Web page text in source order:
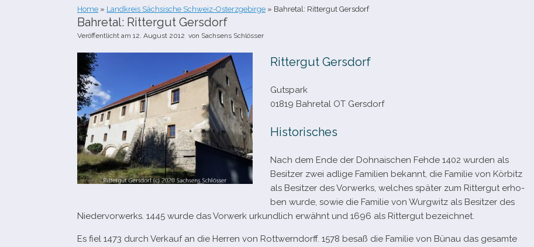
Home » Landkreis Sächsische Schweiz-Osterzgebirge » Bahretal: Rittergut Gersdorf
Bahretal: Rittergut Gersdorf
Veröffentlicht am 12. August 2012 von Sachsens Schlösser
Rittergut Gersdorf
Gutspark
01819 Bahretal OT Gersdorf
Historisches
Nach dem Ende der Dohnaischen Fehde 1402 wur­den als
Besitzer zwei adlige Familien bekannt, die Familie von Körbitz
als Besitzer des Vorwerks, wel­ches spä­ter zum Rittergut erho­
ben wurde, sowie die Familie von Wurgwitz als Besitzer des
Niedervorwerks. 1445 wurde das Vorwerk urkund­lich erwähnt und 1696 als Rittergut bezeichnet.
Es fiel 1473 durch Verkauf an die Herren von Rottwerndorff. 1578 besaß die Familie von Bünau das gesamte